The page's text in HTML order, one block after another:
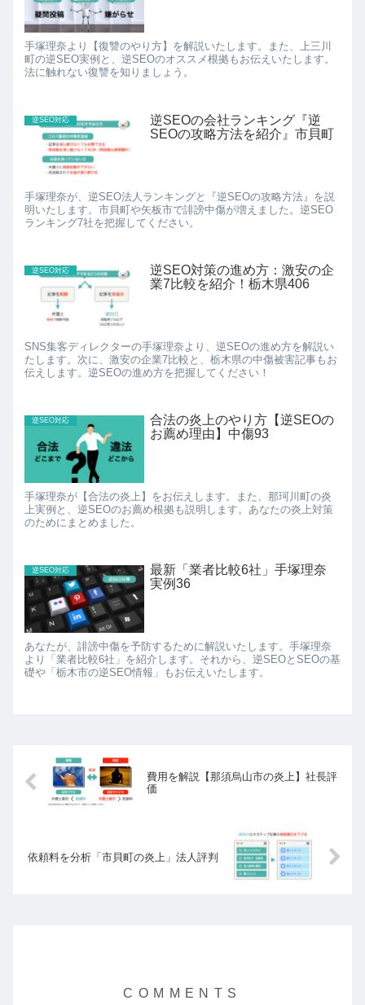
手塚理奈より【復讐のやり方】を解説いたします。また、上三川
町の逆SEO実例と、逆SEOのオススメ根拠もお伝えいたします。
法に触れない復讐を知りましょう。
逆SEO対応
逆SEOの会社ランキング『逆
SEOの攻略方法を紹介』市貝町
手塚理奈が、逆SEO法人ランキングと『逆SEOの攻略方法』を説
明いたします。市貝町や矢板市で誹謗中傷が増えました。逆SEO
ランキング7社を把握してください。
逆SEO対応
逆SEO対策の進め方：激安の企
業7比較を紹介！栃木県406
SNS集客ディレクターの手塚理奈より、逆SEOの進め方を解説い
たします。次に、激安の企業7比較と、栃木県の中傷被害記事もお
伝えします。逆SEOの進め方を把握してください！
逆SEO対応
合法の炎上のやり方【逆SEOの
お薦め理由】中傷93
手塚理奈が【合法の炎上】をお伝えします。また、那珂川町の炎
上実例と、逆SEOのお薦め根拠も説明します。あなたの炎上対策
のためにまとめました。
逆SEO対応
最新「業者比較6社」手塚理奈
実例36
あなたが、誹謗中傷を予防するために解説いたします。手塚理奈
より「業者比較6社」を紹介します。それから、逆SEOとSEOの基
礎や「栃木市の逆SEO情報」もお伝えいたします。
費用を解説【那須烏山市の炎上】社長評
価
依頼料を分析「市貝町の炎上」法人評判